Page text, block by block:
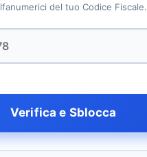
del tuo Codice Fiscale.
Verifica e Sblocca